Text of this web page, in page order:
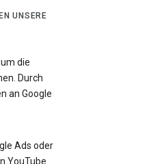
UNSERE
die
Durch
an Google
Ads oder
YouTube